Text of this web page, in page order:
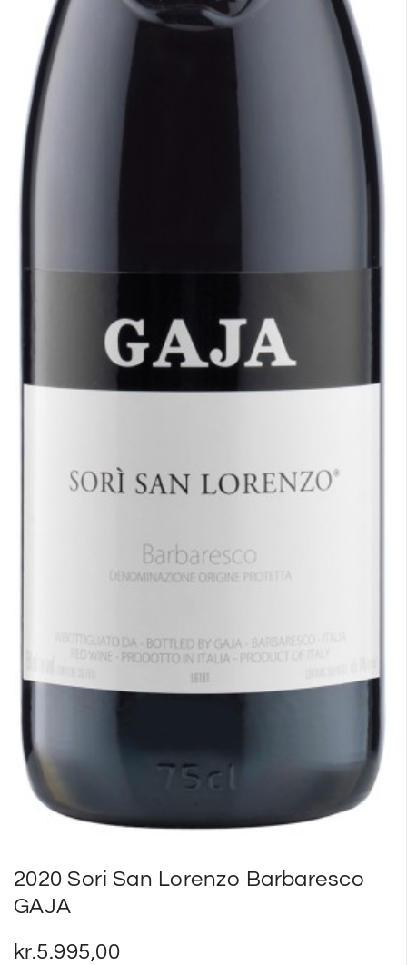
2020 Sori San Lorenzo Barbaresco
GAJA
kr.5.995,00